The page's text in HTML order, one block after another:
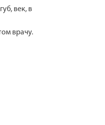
век, в
врачу.